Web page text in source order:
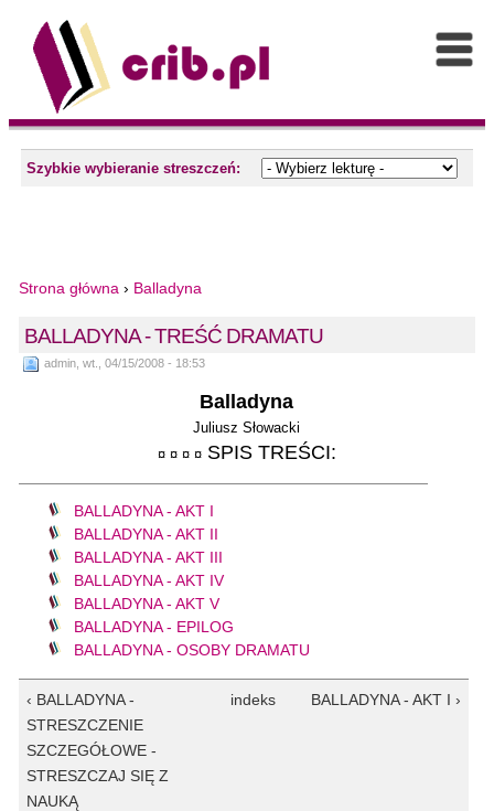
Szybkie wybieranie streszczeń:
Strona główna › Balladyna
BALLADYNA - TREŚĆ DRAMATU
admin, wt., 04/15/2008 - 18:53
Balladyna
Juliusz Słowacki
¤ ¤ ¤ ¤SPIS TREŚCI:
BALLADYNA - AKT I
BALLADYNA - AKT II
BALLADYNA - AKT III
BALLADYNA - AKT IV
BALLADYNA - AKT V
BALLADYNA - EPILOG
BALLADYNA - OSOBY DRAMATU
‹ BALLADYNA -
STRESZCZENIE
SZCZEGÓŁOWE -
STRESZCZAJ SIĘ Z
NAUKĄ
indeks BALLADYNA - AKT I ›